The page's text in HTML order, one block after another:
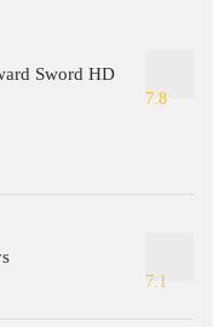
Sword HD
7.8
7.1